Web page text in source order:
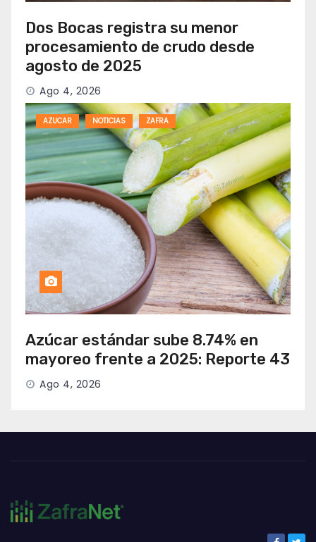
Dos Bocas registra su menor
procesamiento de crudo desde
agosto de 2025
Ago 4, 2026
AZUCAR NOTICIAS ZAFRA
Azúcar estándar sube 8.74% en
mayoreo frente a 2025: Reporte 43
Ago 4, 2026